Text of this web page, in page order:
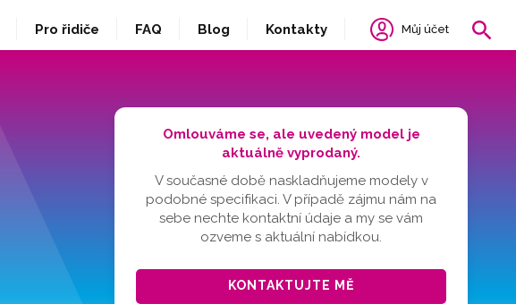
Pro řidiče FAQ Blog Kontakty Můj účet
Omlouváme se, ale uvedený model je
aktuálně vyprodaný.
V současné době naskladňujeme modely v
podobné specifikaci. V případě zájmu nám na
sebe nechte kontaktní údaje a my se vám
ozveme s aktuální nabídkou.
KONTAKTUJTE MĚ